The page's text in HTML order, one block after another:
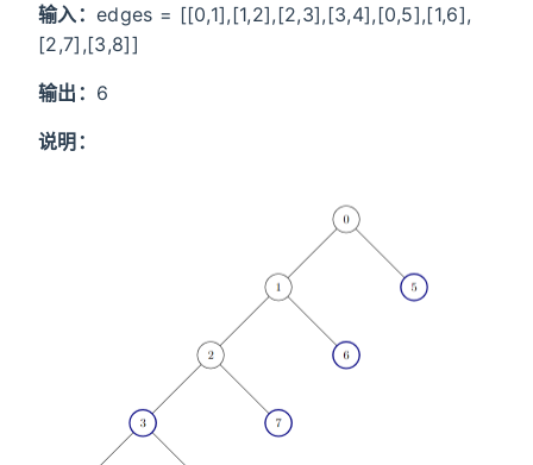
输入： edges = [[0,1],[1,2],[2,3],[3,4],[0,5],[1,6],
[2,7],[3,8]]
输出： 6
说明：